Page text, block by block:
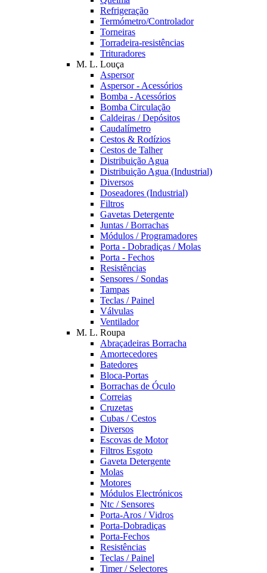
Refrigeração
Termómetro/Controlador
Torneiras
Torradeira-resistências
Trituradores
M. L. Louça
Aspersor
Aspersor - Acessórios
Bomba - Acessórios
Bomba Circulação
Caldeiras / Depósitos
Caudalímetro
Cestos & Rodízios
Cestos de Talher
Distribuição Agua
Distribuição Agua (Industrial)
Diversos
Doseadores (Industrial)
Filtros
Gavetas Detergente
Juntas / Borrachas
Módulos / Programadores
Porta - Dobradiças / Molas
Porta - Fechos
Resistências
Sensores / Sondas
Tampas
Teclas / Painel
Válvulas
Ventilador
M. L. Roupa
Abraçadeiras Borracha
Amortecedores
Batedores
Bloca-Portas
Borrachas de Óculo
Correias
Cruzetas
Cubas / Cestos
Diversos
Escovas de Motor
Filtros Esgoto
Gaveta Detergente
Molas
Motores
Módulos Electrónicos
Ntc / Sensores
Porta-Aros / Vidros
Porta-Dobradiças
Porta-Fechos
Resistências
Teclas / Painel
Timer / Selectores